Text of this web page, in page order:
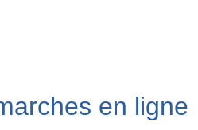
en ligne